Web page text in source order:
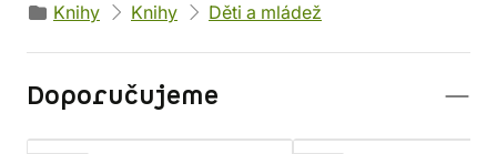
Knihy
Knihy Děti a mládež
Doporučujeme